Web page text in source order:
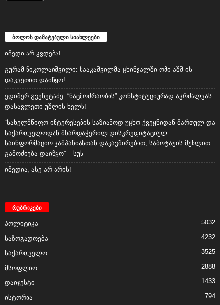
ბოლოს დამატებული სიახლეები
იმედი არ კვდება!
გურამ ნიკოლაიშვილი: სააკაშვილმა ცხინვალში ომი აშშ-ის
დაკვეთით დაიწყო!
ედიშერ გვენეტაძე: “ნაცმოძრაობის” კონსტიტუციურად აკრძალვას
დასავლეთი უშლის ხელს!
“სახელმწიფო ინტერესების საზიანოდ უცხო ქვეყნიდან მართულ და
საქართველოდან მხარდაჭერილ დისკრედიტაციულ
საინფორმაციო კამპანიასთან დაკავშირებით, საბოტაჟის მუხლით
გამოძიება დაიწყო” – სუს
იმედია, ასე არ არის!
რუბრიკები
პოლიტიკა 5032
საზოგადოება 4232
საქართველო 3525
მსოფლიო 2888
დაიჯესტი 1433
ისტორია 794